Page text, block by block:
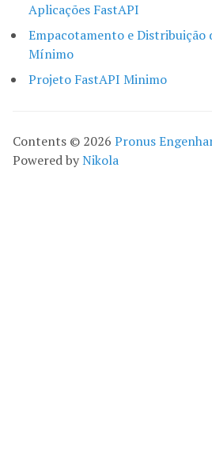
Aplicações FastAPI
Empacotamento e Distribuição
Mínimo
Projeto FastAPI Minimo
Contents © 2026 Pronus
Powered byNikola